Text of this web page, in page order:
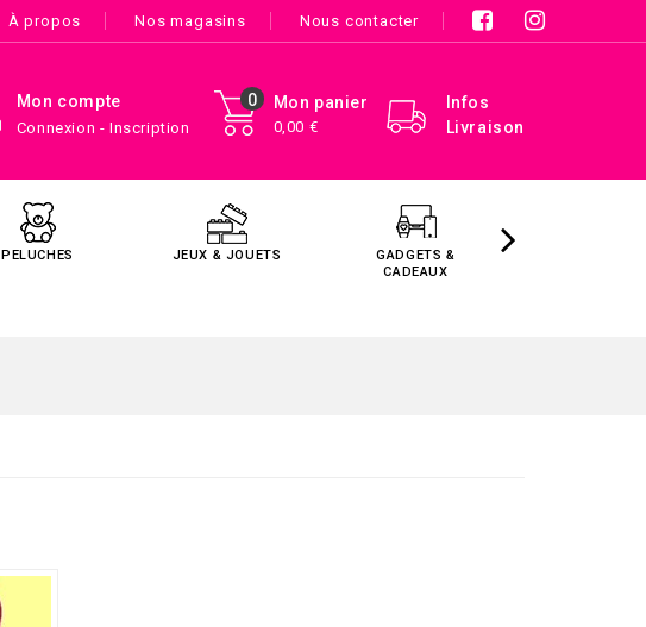
À propos Nos magasins Nous contacter
Infos
Livraison
Mon panier
0,00 €
0
Mon compte
Connexion - Inscription
PELUCHES JEUX & JOUETS
GADGETS &
CADEAUX